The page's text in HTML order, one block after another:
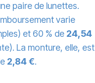
paire de lunettes.
varie
et 60 % de 24,54
La monture, elle, est
2,84 €.